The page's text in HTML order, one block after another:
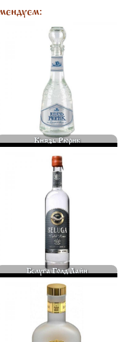
Князь Рюрик
ВЫСОКОКАЧЕСТВЕННАЯ ВОДКА
НА ОСНОВЕ 100% ЗЕРНОВОГО
СПИРТА «АЛЬФА». В ПРОЦЕССЕ
ПРОИЗВОДСТВА ВОДКА ПРОХОДИТ
МНОГОСТУПЕНЧАТУЮ ОЧИСТКУ,
ВКЛЮЧАЮЩУЮ... 500 МЛ.
1750⃏
Белуга Голд Лайн
BELUGA ГОЛД LINE -
ОГРАНИЧЕННАЯ СЕРИЯ ДЛЯ ТЕХ,
КТО ПО-НАСТОЯЩЕМУ ЦЕНИТ
РОСКОШЬ, ВЫПУСКАЕТСЯ
ЛИМИТИРОВАННЫМ ТИРАЖОМ,
В КОТОРОЙ КАЖДАЯ БУТЫЛКА
ИМЕЕТ СВОЙ... 750 МЛ.
10500⃏
ВОДКА "ЦАРСКАЯ ЗОЛОТАЯ" – ЭТО
НАПИТОК ПРЕМИУМ-КЛАССА.
ГОТОВЯТ ЕГО ПО СТАРИННОМУ
РЕЦЕПТУ, КОТОРЫЙ БЫЛ
ВОССОЗДАН СО ВРЕМЕН ПЕТРА
ПЕРВОГО ПО АРХИВНЫМ... 500 МЛ.